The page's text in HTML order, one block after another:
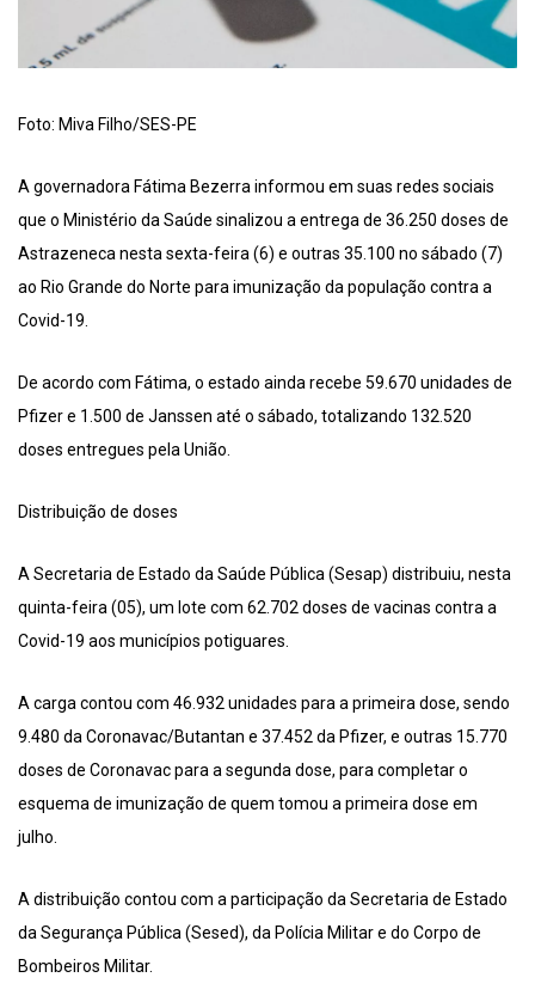
Foto: Miva Filho/SES-PE
A governadora Fátima Bezerra informou em suas redes sociais
que o Ministério da Saúde sinalizou a entrega de 36.250 doses de
Astrazeneca nesta sexta-feira (6) e outras 35.100 no sábado (7)
ao Rio Grande do Norte para imunização da população contra a
Covid-19.
De acordo com Fátima, o estado ainda recebe 59.670 unidades de
Pfizer e 1.500 de Janssen até o sábado, totalizando 132.520
doses entregues pela União.
Distribuição de doses
A Secretaria de Estado da Saúde Pública (Sesap) distribuiu, nesta
quinta-feira (05), um lote com 62.702 doses de vacinas contra a
Covid-19 aos municípios potiguares.
A carga contou com 46.932 unidades para a primeira dose, sendo
9.480 da Coronavac/Butantan e 37.452 da Pfizer, e outras 15.770
doses de Coronavac para a segunda dose, para completar o
esquema de imunização de quem tomou a primeira dose em
julho.
A distribuição contou com a participação da Secretaria de Estado
da Segurança Pública (Sesed), da Polícia Militar e do Corpo de
Bombeiros Militar.